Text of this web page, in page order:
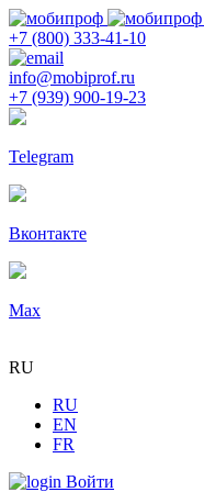
+7 (800) 333-41-10
info@mobiprof.ru
+7 (939) 900-19-23
Telegram
Вконтакте
Max
RU
RU
EN
FR
Войти